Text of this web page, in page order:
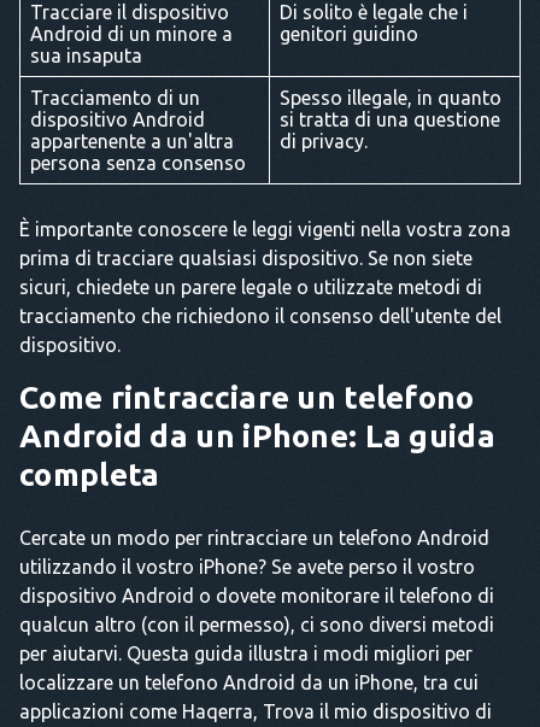
Tracciare il dispositivo
Android di un minore a
sua insaputa
Di solito è legale che i
genitori guidino
Tracciamento di un
dispositivo Android
appartenente a un'altra
persona senza consenso
Spesso illegale, in quanto
si tratta di una questione
di privacy.
È importante conoscere le leggi vigenti nella vostra zona
prima di tracciare qualsiasi dispositivo. Se non siete
sicuri, chiedete un parere legale o utilizzate metodi di
tracciamento che richiedono il consenso dell'utente del
dispositivo.
Come rintracciare un telefono
Android da un iPhone: La guida
completa
Cercate un modo per rintracciare un telefono Android
utilizzando il vostro iPhone? Se avete perso il vostro
dispositivo Android o dovete monitorare il telefono di
qualcun altro (con il permesso), ci sono diversi metodi
per aiutarvi. Questa guida illustra i modi migliori per
localizzare un telefono Android da un iPhone, tra cui
applicazioni come Haqerra, Trova il mio dispositivo di